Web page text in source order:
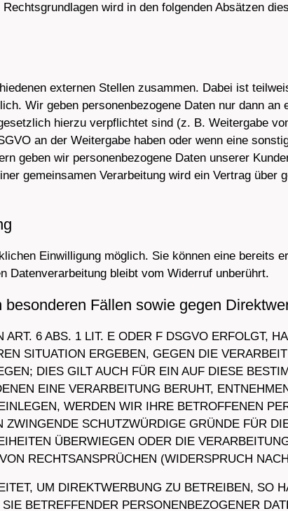
wird in den folgenden Absätzen
externen Stellen zusammen. Dabei ist
Wir geben personenbezogene Daten nur dann an
hierzu verpflichtet sind (z. B. Weitergabe
an der Weitergabe haben oder wenn eine
geben wir personenbezogene Daten unserer
gemeinsamen Verarbeitung wird ein Vertrag über
Einwilligung möglich. Sie können eine bereits
Datenverarbeitung bleibt vom Widerruf unberührt.
Fällen sowie gegen
6 ABS. 1 LIT. E ODER F DSGVO ERFOLGT,
SITUATION ERGEBEN, GEGEN DIE
DIES GILT AUCH FÜR EIN AUF DIESE
EINE VERARBEITUNG BERUHT,
WERDEN WIR IHRE BETROFFENEN
SCHUTZWÜRDIGE GRÜNDE FÜR
ÜBERWIEGEN ODER DIE
RECHTSANSPRÜCHEN (WIDERSPRUCH
UM DIREKTWERBUNG ZU BETREIBEN, SO
BETREFFENDER PERSONENBEZOGENER